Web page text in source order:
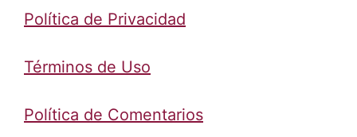
Política de Privacidad
Términos de Uso
Política de Comentarios